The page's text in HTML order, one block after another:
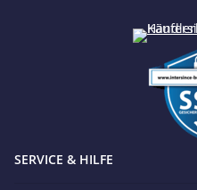
SERVICE & HILFE